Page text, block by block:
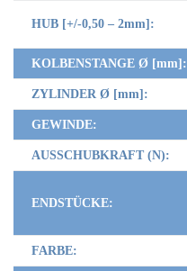
HUB [+/-0,50 – 2mm]:
KOLBENSTANGE Ø [mm]:
ZYLINDER Ø [mm]:
GEWINDE:
AUSSCHUBKRAFT (N):
ENDSTÜCKE:
FARBE: